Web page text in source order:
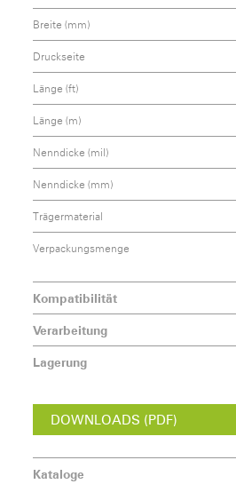
Breite (mm)
Druckseite
Länge (ft)
Länge (m)
Nenndicke (mil)
Nenndicke (mm)
Trägermaterial
Verpackungsmenge
Kompatibilität
Verarbeitung
Lagerung
DOWNLOADS (PDF)
Kataloge